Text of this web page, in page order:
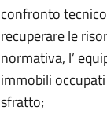
confronto
recuperare le
normativa, l’
immobili
sfratto;